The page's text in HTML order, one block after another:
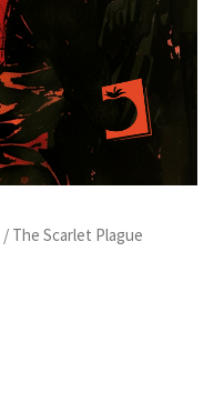
/ The Scarlet Plague